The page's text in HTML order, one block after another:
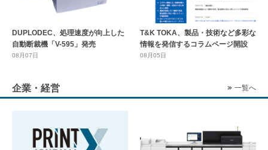
DUPLODEC、処理速度が向上した
自動断裁機「V-595」発売
08月07日
T&K TOKA、製品・技術など多彩な
情報を発信するコラムページ開設
08月05日
企業・経営 一覧へ